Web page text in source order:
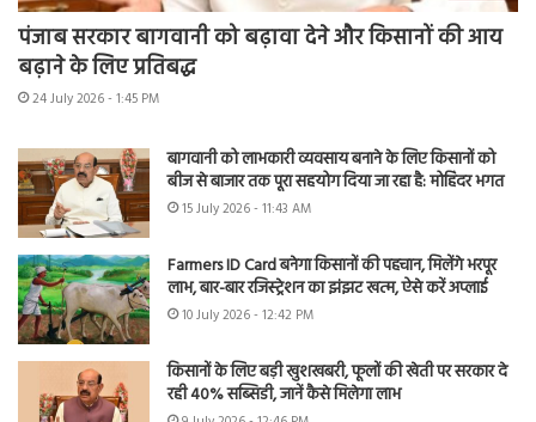
पंजाब सरकार बागवानी को बढ़ावा देने और किसानों की आय
बढ़ाने के लिए प्रतिबद्ध
24 July 2026 - 1:45 PM
बागवानी को लाभकारी व्यवसाय बनाने के लिए किसानों को
बीज से बाजार तक पूरा सहयोग दिया जा रहा है: मोहिंदर भगत
15 July 2026 - 11:43 AM
Farmers ID Card बनेगा किसानों की पहचान, मिलेंगे भरपूर
लाभ, बार-बार रजिस्ट्रेशन का झंझट खत्म, ऐसे करें अप्लाई
10 July 2026 - 12:42 PM
किसानों के लिए बड़ी खुशखबरी, फूलों की खेती पर सरकार दे
रही 40% सब्सिडी, जानें कैसे मिलेगा लाभ